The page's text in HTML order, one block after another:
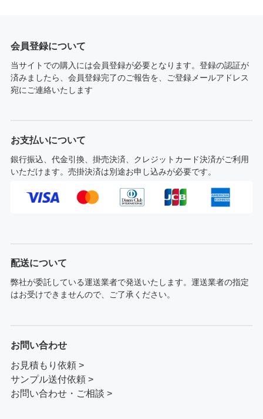
会員登録について
当サイトでの購入には会員登録が必要となります。登録の認証が
済みましたら、会員登録完了のご報告を、ご登録メールアドレス
宛にご連絡いたします
お支払いについて
銀行振込、代金引換、掛売決済、クレジットカード決済がご利用
いただけます。売掛決済は別途お申し込みが必要です。
配送について
弊社が委託している運送業者で発送いたします。運送業者の指定
はお受けできませんので、ご了承ください。
お問い合わせ
お見積もり依頼 >
サンプル送付依頼 >
お問い合わせ・ご相談 >